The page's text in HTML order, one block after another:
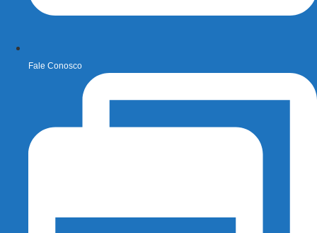
Fale Conosco